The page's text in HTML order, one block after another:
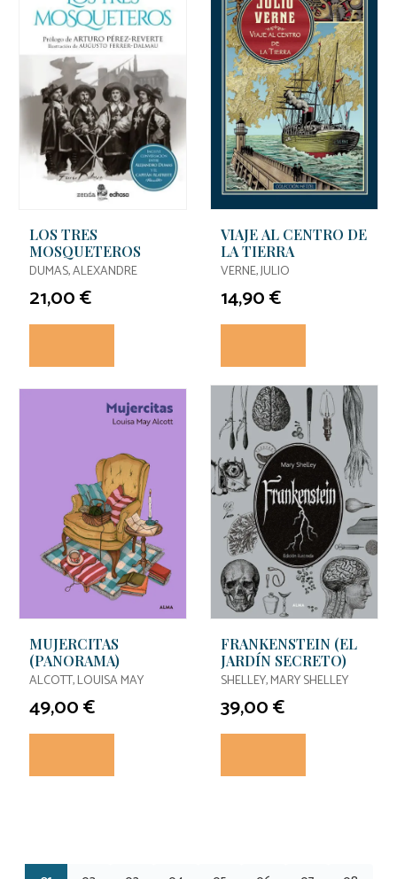
LOS TRES
MOSQUETEROS
DUMAS, ALEXANDRE
21,00 €
VIAJE AL CENTRO DE
LA TIERRA
VERNE, JULIO
14,90 €
MUJERCITAS
(PANORAMA)
ALCOTT, LOUISA MAY
49,00 €
FRANKENSTEIN (EL
JARDÍN SECRETO)
SHELLEY, MARY SHELLEY
39,00 €